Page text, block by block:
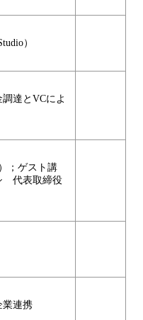
）
達とVCによ
；ゲスト講
代表取締役
業連携